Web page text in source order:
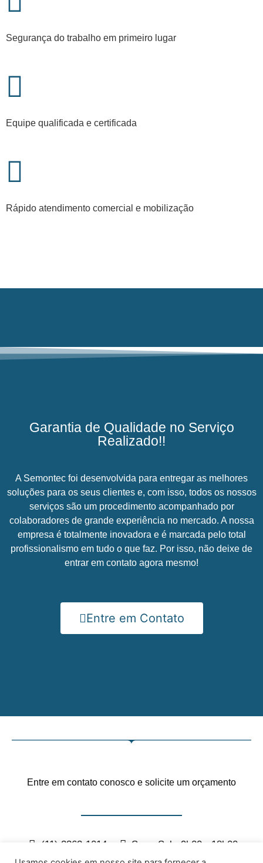
Segurança do trabalho em primeiro lugar
Equipe qualificada e certificada
Rápido atendimento comercial e mobilização
Garantia de Qualidade no Serviço
Realizado!!
A Semontec foi desenvolvida para entregar as melhores
soluções para os seus clientes e, com isso, todos os nossos
serviços são um procedimento acompanhado por
colaboradores de grande experiência no mercado. A nossa
empresa é totalmente inovadora e é marcada pelo total
profissionalismo em tudo o que faz. Por isso, não deixe de
entrar em contato agora mesmo!
Entre em Contato
Entre em contato conosco e solicite um orçamento
(11) 2362-1014
Seg - Sab: 9h00 - 18h00
contato@semontec.com.br